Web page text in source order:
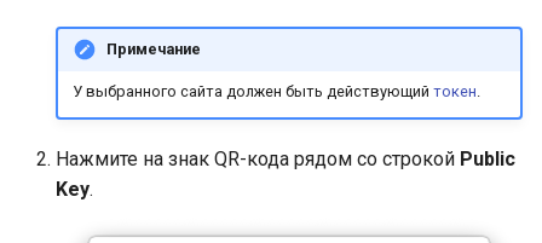
Примечание
У выбранного сайта должен быть действующий токен
Нажмите на знак QR-кода рядом со строкой Public
Key.